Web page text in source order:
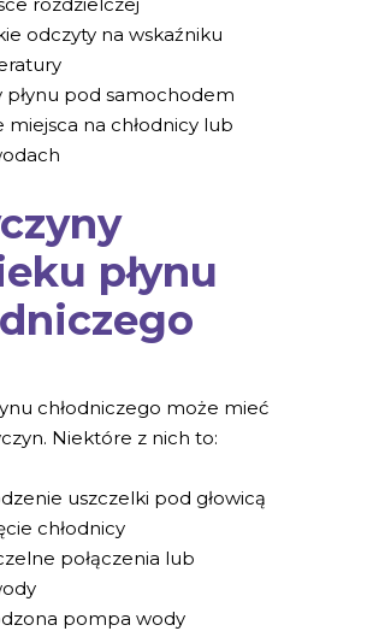
odczyty na wskaźniku
płynu pod samochodem
miejsca na chłodnicy lub
płynu
chłodniczego może mieć
Niektóre z nich to:
uszczelki pod głowicą
chłodnicy
połączenia lub
pompa wody